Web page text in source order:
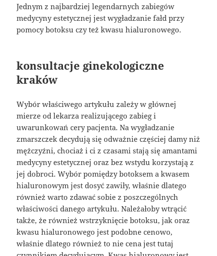
Jednym z najbardziej legendarnych zabiegów
medycyny estetycznej jest wygładzanie fałd przy
pomocy botoksu czy też kwasu hialuronowego.
konsultacje ginekologiczne
kraków
Wybór właściwego artykułu zależy w głównej
mierze od lekarza realizującego zabieg i
uwarunkowań cery pacjenta. Na wygładzanie
zmarszczek decydują się odważnie częściej damy niż
mężczyźni, chociaż i ci z czasami stają się amantami
medycyny estetycznej oraz bez wstydu korzystają z
jej dobroci. Wybór pomiędzy botoksem a kwasem
hialuronowym jest dosyć zawiły, właśnie dlatego
również warto zdawać sobie z poszczególnych
właściwości danego artykułu. Należałoby wtrącić
także, że również wstrzyknięcie botoksu, jak oraz
kwasu hialuronowego jest podobne cenowo,
właśnie dlatego również to nie cena jest tutaj